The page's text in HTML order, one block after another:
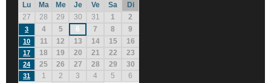
Lu Ma Me Je Ve Sa
Di
27
28 29 30 31 1 2
3 4 5 6 7 8 9
10 11 12 13 14 15 16
17 18 19 20 21 22 23
24 25 26 27 28 29 30
31 1 2 3 4 5 6